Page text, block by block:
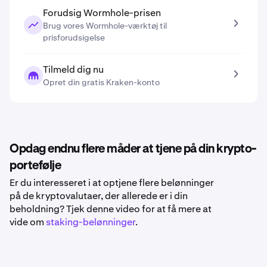
Forudsig Wormhole-prisen
Brug vores Wormhole-værktøj til
prisforudsigelse
Tilmeld dig nu
Opret din gratis Kraken-konto
Opdag endnu flere måder at tjene på din krypto-
portefølje
Er du interesseret i at optjene flere belønninger
på de kryptovalutaer, der allerede er i din
beholdning? Tjek denne video for at få mere at
vide om staking-belønninger.